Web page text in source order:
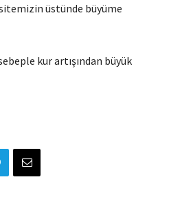
üstünde büyüme
kur artışından büyük